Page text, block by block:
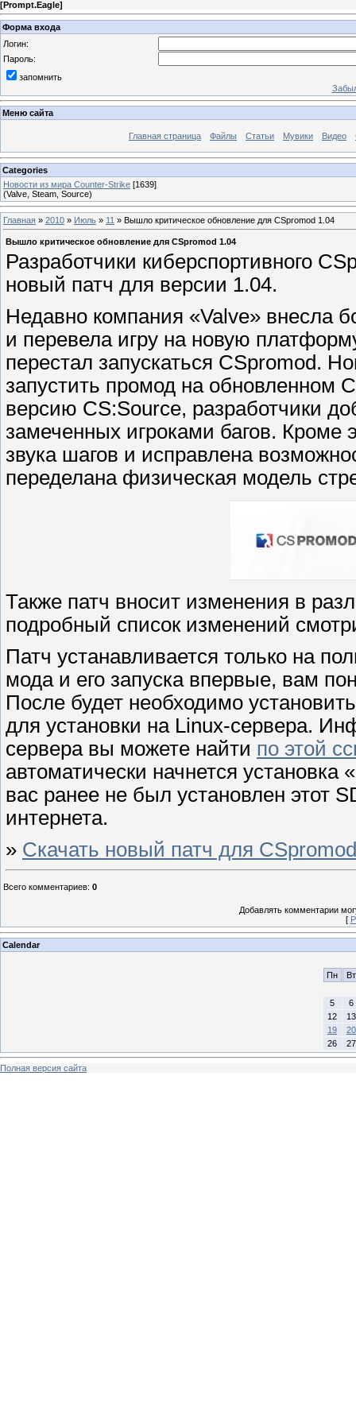
[Prompt.Eagle]
Форма входа
Логин:
Пароль:
запомнить
Меню сайта
Главная страница Файлы Статьи Мувики Видео
Categories
Новости из мира Counter-Strike [1639]
(Valve, Steam, Source)
Главная » 2010 » Июль » 11 » Вышло критическое обновление для CSpromod 1.04
Вышло критическое обновление для CSpromod 1.04
Разработчики киберспортивного
новый патч для версии 1.04.
Недавно компания «Valve» внесла
и перевела игру на новую
перестал запускаться CSpromod.
запустить промод на обновленном
версию CS:Source, разработчики
замеченных игроками багов. Кроме
звука шагов и исправлена
переделана физическая модель
Также патч вносит изменения в
подробный список изменений
Патч устанавливается только на
мода и его запуска впервые, вам
После будет необходимо
для установки на Linux-сервера.
сервера вы можете найти по этой
автоматически начнется
вас ранее не был установлен этот
интернета.
» Скачать новый патч для
Всего комментариев: 0
Добавлять комментарии
[
Calendar
Пн Вт
5
6
12
13
19
20
26
27
Полная версия сайта